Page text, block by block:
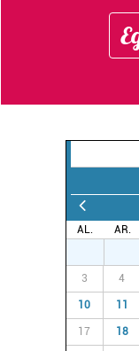
AL. AR.
3 4
10 11
17 18